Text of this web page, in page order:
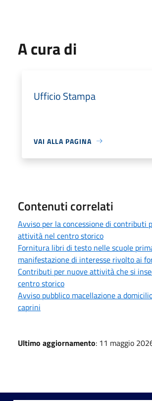
A cura di
Ufficio Stampa
VAI ALLA PAGINA
Contenuti correlati
Avviso per la concessione di contributi
attività nel centro storico
Fornitura libri di testo nelle scuole
manifestazione di interesse rivolto ai
Contributi per nuove attività che si
centro storico
Avviso pubblico macellazione a
caprini
Ultimo aggiornamento: 11 maggio